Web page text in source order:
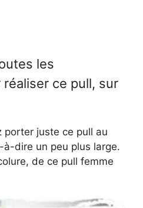
les
ce pull, sur
porter juste ce pull au
à-dire un peu plus large.
de ce pull femme